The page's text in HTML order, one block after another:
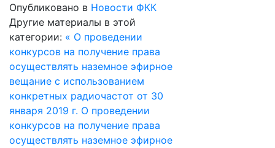
Опубликовано в Новости ФКК
Другие материалы в этой
категории: « О проведении
конкурсов на получение права
осуществлять наземное эфирное
вещание с использованием
конкретных радиочастот от 30
января 2019 г. О проведении
конкурсов на получение права
осуществлять наземное эфирное